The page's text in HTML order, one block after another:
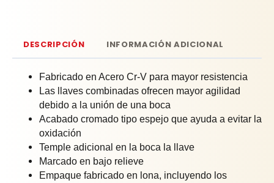
DESCRIPCIÓN INFORMACIÓN ADICIONAL
Fabricado en Acero Cr-V para mayor resistencia
Las llaves combinadas ofrecen mayor agilidad
debido a la unión de una boca
Acabado cromado tipo espejo que ayuda a evitar la
oxidación
Temple adicional en la boca la llave
Marcado en bajo relieve
Empaque fabricado en lona, incluyendo los